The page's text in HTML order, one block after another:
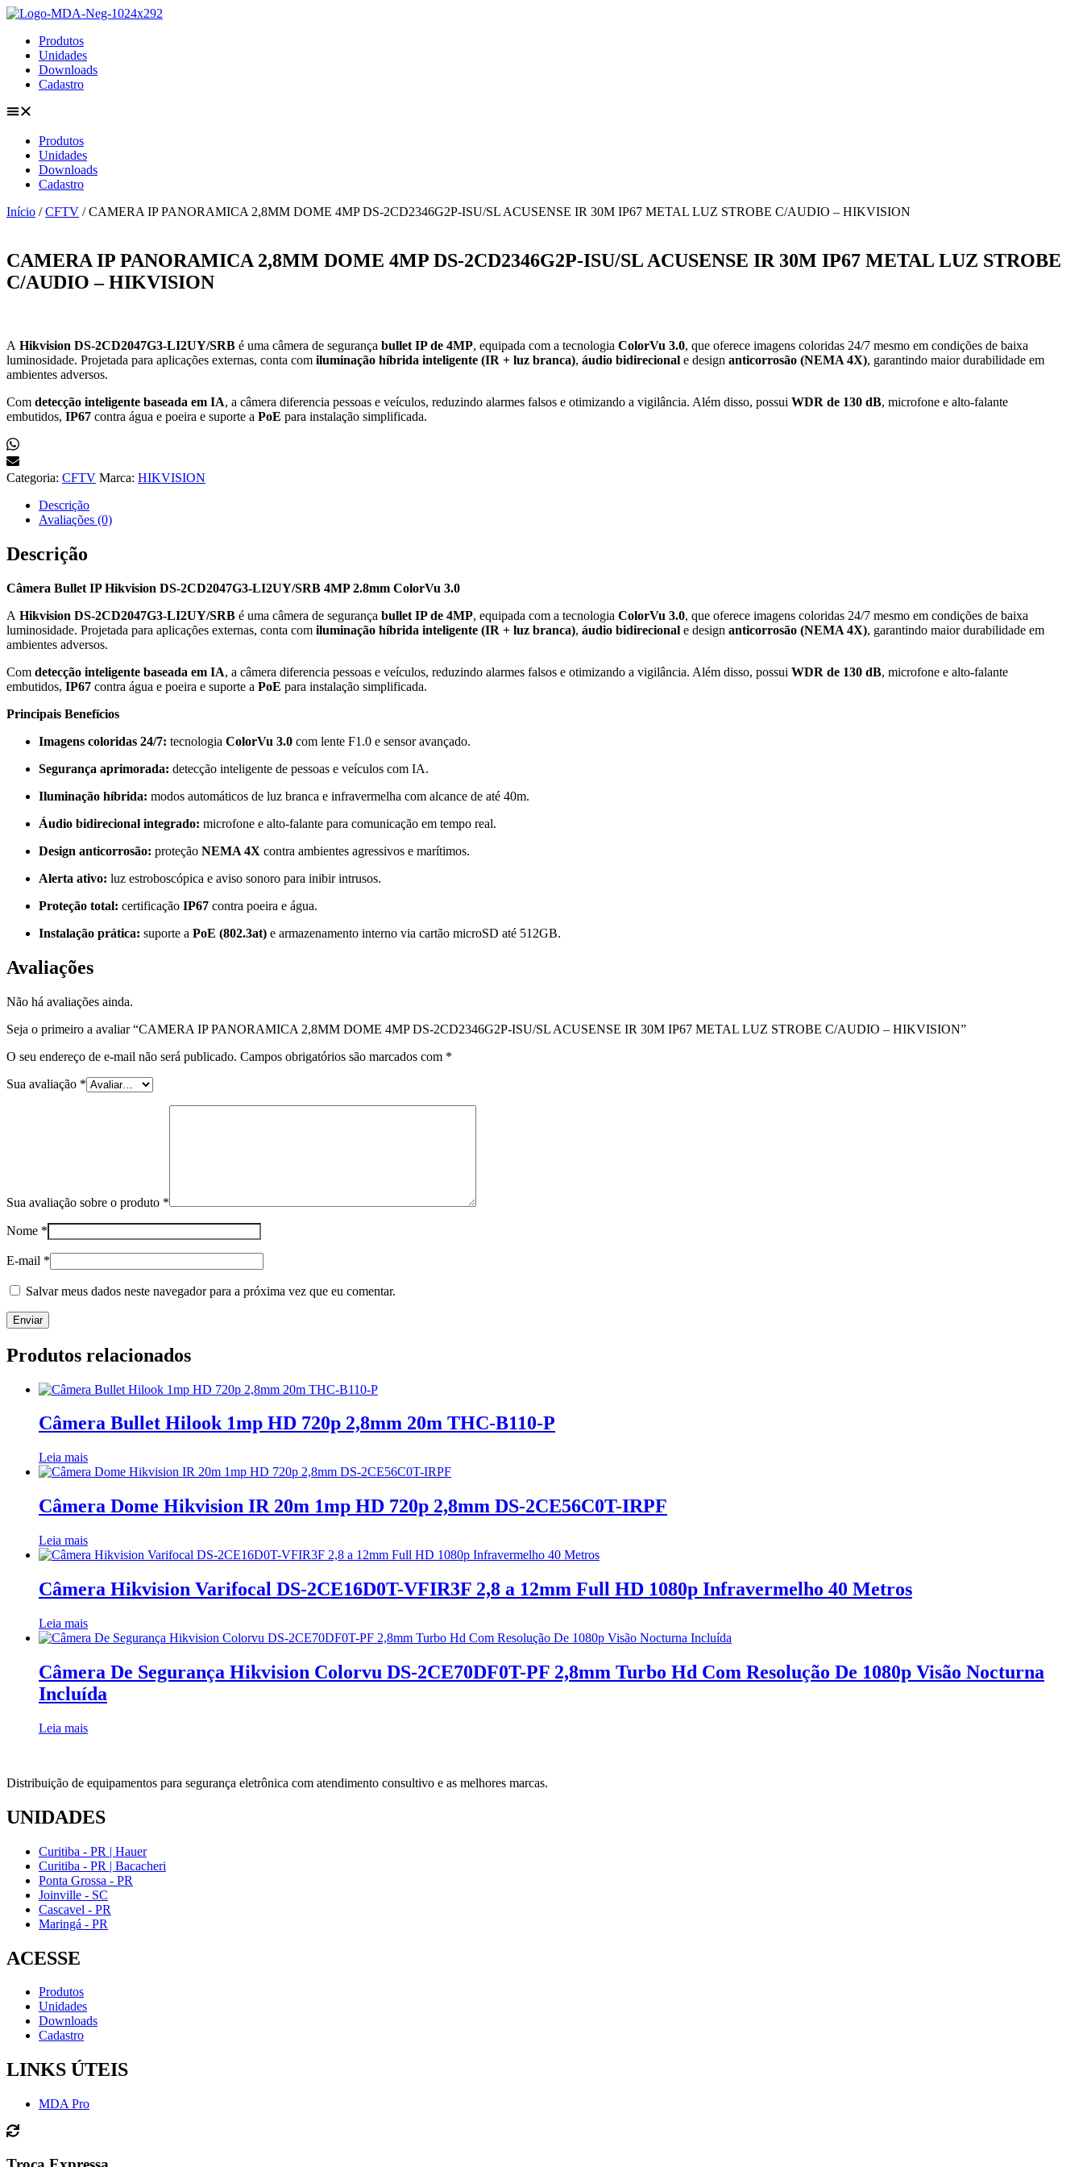
Ir
conteúdo
Produtos
Unidades
Downloads
Cadastro
Produtos
Unidades
Downloads
Cadastro
Início /CFTV / CAMERA IP PANORAMICA 2,8MM DOME 4MP DS-2CD2346G2P-ISU/SL ACUSENSE IR 30M IP67 METAL LUZ STROBE C/AUDIO – HIKVISION
CAMERA IP PANORAMICA 2,8MM DOME 4MP DS-2CD2346G2P-ISU/SL ACUSENSE IR 30M IP67 METAL LUZ STROBE
C/AUDIO – HIKVISION
A Hikvision DS-2CD2047G3-LI2UY/SRB é uma câmera de segurança bullet IP de 4MP, equipada com a tecnologia ColorVu 3.0, que oferece imagens coloridas 24/7 mesmo em condições de baixa
luminosidade. Projetada para aplicações externas, conta com iluminação híbrida inteligente (IR + luz branca), áudio bidirecional e design anticorrosão (NEMA 4X), garantindo maior durabilidade em
ambientes adversos.
Com detecção inteligente baseada em IA, a câmera diferencia pessoas e veículos, reduzindo alarmes falsos e otimizando a vigilância. Além disso, possui WDR de 130 dB, microfone e alto-falante
embutidos, IP67 contra água e poeira e suporte a PoE para instalação simplificada.
Categoria: CFTV Marca: HIKVISION
Descrição
Avaliações (0)
Descrição
Câmera Bullet IP Hikvision DS-2CD2047G3-LI2UY/SRB 4MP 2.8mm ColorVu 3.0
A Hikvision DS-2CD2047G3-LI2UY/SRB é uma câmera de segurança bullet IP de 4MP, equipada com a tecnologia ColorVu 3.0, que oferece imagens coloridas 24/7 mesmo em condições de baixa
luminosidade. Projetada para aplicações externas, conta com iluminação híbrida inteligente (IR + luz branca), áudio bidirecional e design anticorrosão (NEMA 4X), garantindo maior durabilidade em
ambientes adversos.
Com detecção inteligente baseada em IA, a câmera diferencia pessoas e veículos, reduzindo alarmes falsos e otimizando a vigilância. Além disso, possui WDR de 130 dB, microfone e alto-falante
embutidos, IP67 contra água e poeira e suporte a PoE para instalação simplificada.
Principais Benefícios
Imagens coloridas 24/7: tecnologia ColorVu 3.0 com lente F1.0 e sensor avançado.
Segurança aprimorada: detecção inteligente de pessoas e veículos com IA.
Iluminação híbrida: modos automáticos de luz branca e infravermelha com alcance de até 40m.
Áudio bidirecional integrado: microfone e alto-falante para comunicação em tempo real.
Design anticorrosão: proteção NEMA 4X contra ambientes agressivos e marítimos.
Alerta ativo: luz estroboscópica e aviso sonoro para inibir intrusos.
Proteção total: certificação IP67 contra poeira e água.
Instalação prática: suporte a PoE (802.3at) e armazenamento interno via cartão microSD até 512GB.
Avaliações
Não há avaliações ainda.
Seja o primeiro a avaliar “CAMERA IP PANORAMICA 2,8MM DOME 4MP DS-2CD2346G2P-ISU/SL ACUSENSE IR 30M IP67 METAL LUZ STROBE C/AUDIO – HIKVISION”
O seu endereço de e-mail não será publicado. Campos obrigatórios são marcados com *
Sua avaliação *
Sua avaliação sobre o produto *
Nome *
E-mail *
Salvar meus dados neste navegador para a próxima vez que eu comentar.
Produtos relacionados
Câmera Bullet Hilook 1mp HD 720p 2,8mm 20m THC-B110-P
Leia mais
Câmera Dome Hikvision IR 20m 1mp HD 720p 2,8mm DS-2CE56C0T-IRPF
Leia mais
Câmera Hikvision Varifocal DS-2CE16D0T-VFIR3F 2,8 a 12mm Full HD 1080p Infravermelho 40 Metros
Leia mais
Câmera De Segurança Hikvision Colorvu DS-2CE70DF0T-PF 2,8mm Turbo Hd Com Resolução De 1080p Visão Nocturna
Incluída
Leia mais
Distribuição de equipamentos para segurança eletrônica com atendimento consultivo e as melhores marcas.
UNIDADES
Curitiba - PR | Hauer
Curitiba - PR | Bacacheri
Ponta Grossa - PR
Joinville - SC
Cascavel - PR
Maringá - PR
ACESSE
Produtos
Unidades
Downloads
Cadastro
LINKS ÚTEIS
MDA Pro